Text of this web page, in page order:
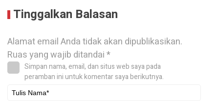
Tinggalkan Balasan
Alamat email Anda tidak akan dipublikasikan.
Ruas yang wajib ditandai*
Simpan nama, email, dan situs web saya pada
peramban ini untuk komentar saya berikutnya.